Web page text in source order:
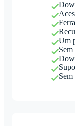
Um
Sem
Sem